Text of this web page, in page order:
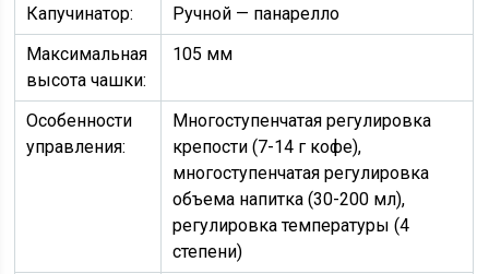
Капучинатор:
Ручной — панарелло
Максимальная
высота чашки:
105 мм
Особенности
управления:
Многоступенчатая регулировка
крепости (7-14 г кофе),
многоступенчатая регулировка
объема напитка (30-200 мл),
регулировка температуры (4
степени)